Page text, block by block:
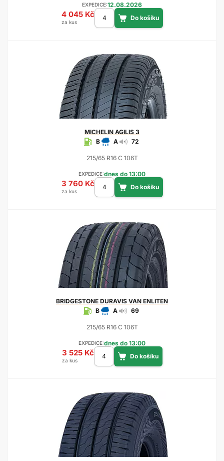
EXPEDICE:12.08.2026
4 045 Kč
za kus
MICHELIN AGILIS 3
B
A 72
215/65 R16 C 106T
EXPEDICE:dnes do 13:00
3 760 Kč
za kus
BRIDGESTONE DURAVIS VAN ENLITEN
B
A 69
215/65 R16 C 106T
EXPEDICE:dnes do 13:00
3 525 Kč
za kus